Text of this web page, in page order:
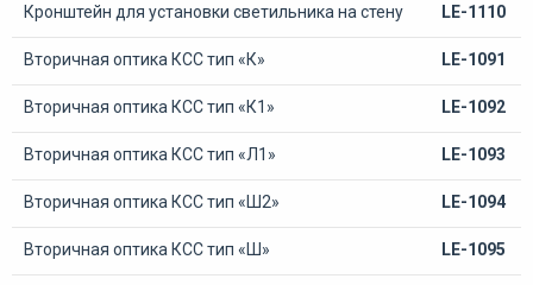
Кронштейн для установки светильника на стену LE-1110
Вторичная оптика КСС тип «К» LE-1091
Вторичная оптика КСС тип «К1» LE-1092
Вторичная оптика КСС тип «Л1» LE-1093
Вторичная оптика КСС тип «Ш2» LE-1094
Вторичная оптика КСС тип «Ш» LE-1095